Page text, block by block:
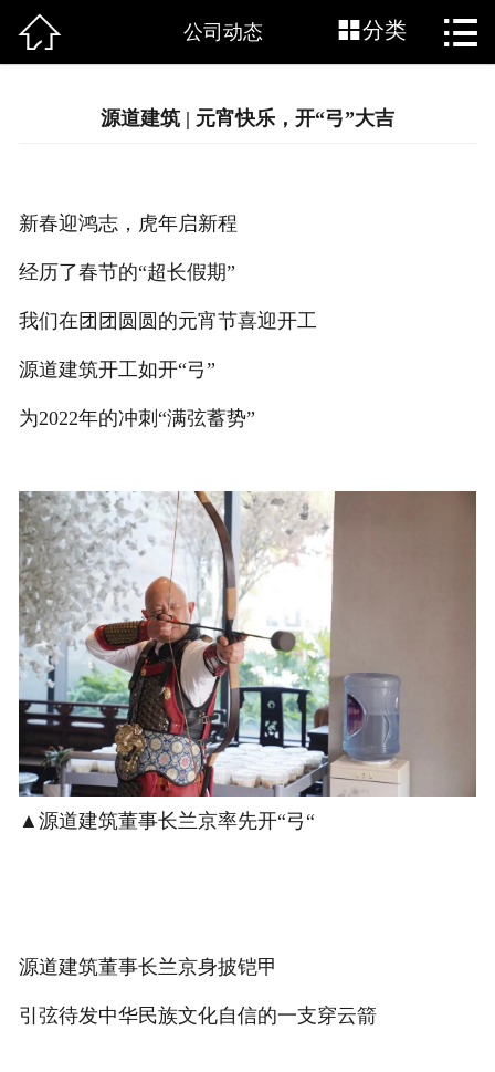
网站首页
 公司动态 分类 
源道建筑 | 元宵快乐，开“弓”大吉
新春迎鸿志，虎年启新程
经历了春节的“超长假期”
我们在团团圆圆的元宵节喜迎开工
源道建筑开工如开“弓”
为2022年的冲刺“满弦蓄势”
▲源道建筑董事长兰京率先开“弓“
源道建筑董事长兰京身披铠甲
引弦待发中华民族文化自信的一支穿云箭